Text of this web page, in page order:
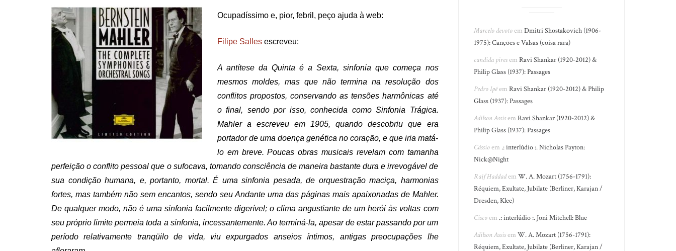
Ocupadíssimo e, pior, febril, peço ajuda à web:
Filipe Salles escreveu:
A antítese da Quinta é a Sexta, sinfonia que começa nos
mesmos moldes, mas que não termina na resolução dos
conflitos propostos, conservando as tensões harmônicas até
o final, sendo por isso, conhecida como Sinfonia Trágica.
Mahler a escreveu em 1905, quando descobriu que era
portador de uma doença genética no coração, e que iria matá-
lo em breve. Poucas obras musicais revelam com tamanha
perfeição o conflito pessoal que o sufocava, tomando consciência de maneira bastante dura e irrevogável de
sua condição humana, e, portanto, mortal. É uma sinfonia pesada, de orquestração maciça, harmonias
fortes, mas também não sem encantos, sendo seu Andante uma das páginas mais apaixonadas de Mahler.
De qualquer modo, não é uma sinfonia facilmente digerível; o clima angustiante de um herói às voltas com
seu próprio limite permeia toda a sinfonia, incessantemente. Ao terminá-la, apesar de estar passando por um
período relativamente tranqüilo de vida, viu expurgados anseios íntimos, antigas preocupações lhe
Marcelo devotoemDmitri Shostakovich (1906-
1975): Canções e Valsas (coisa rara)
candida piresemRavi Shankar (1920-2012) &
Philip Glass (1937): Passages
Pedro IpêemRavi Shankar (1920-2012) & Philip
Glass (1937): Passages
Adilson AssisemRavi Shankar (1920-2012) &
Philip Glass (1937): Passages
Cássioem .: interlúdio :. Nicholas Payton:
Nick@Night
Raif HaddademW. A. Mozart (1756-1791):
Réquiem, Exultate, Jubilate (Berliner, Karajan /
Dresden, Klee)
Ciscoem .: interlúdio :. Joni Mitchell: Blue
Adilson AssisemW. A. Mozart (1756-1791):
Réquiem, Exultate, Jubilate (Berliner, Karajan /